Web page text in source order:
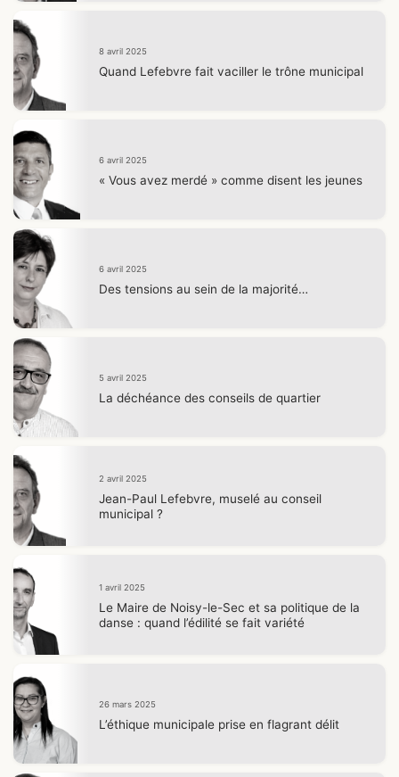
8 avril 2025
Quand Lefebvre fait vaciller le trône municipal
6 avril 2025
« Vous avez merdé » comme disent les jeunes
6 avril 2025
Des tensions au sein de la majorité…
5 avril 2025
La déchéance des conseils de quartier
2 avril 2025
Jean-Paul Lefebvre, muselé au conseil
municipal ?
1 avril 2025
Le Maire de Noisy-le-Sec et sa politique de la
danse : quand l’édilité se fait variété
26 mars 2025
L’éthique municipale prise en flagrant délit